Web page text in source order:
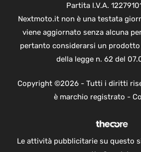
Partita I.V.A.
Nextmoto.it non è una testata
viene aggiornato senza alcuna
pertanto considerarsi un
della legge n. 62 del
Copyright ©2026 - Tutti i diritti
è marchio registrato -
Le attività pubblicitarie su questo